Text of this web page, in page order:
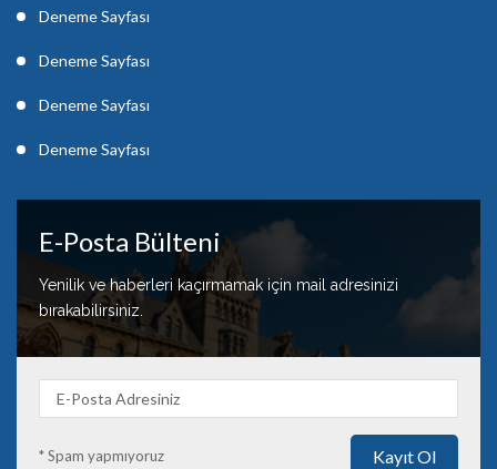
Deneme Sayfası
Deneme Sayfası
Deneme Sayfası
Deneme Sayfası
E-Posta Bülteni
Yenilik ve haberleri kaçırmamak için mail adresinizi
bırakabilirsiniz.
* Spam yapmıyoruz